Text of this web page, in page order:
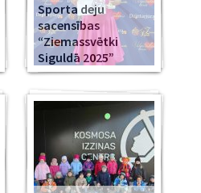
Sporta deju
sacensības
“Ziemassvētki
Siguldā 2025”